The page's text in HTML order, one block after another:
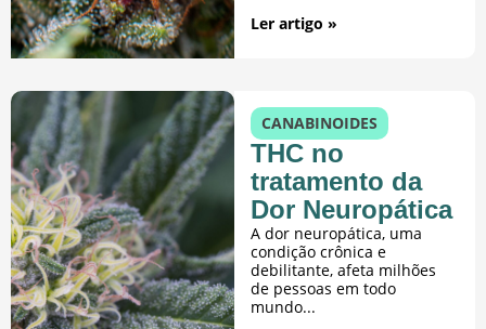
Ler artigo »
CANABINOIDES
THC no
tratamento da
Dor Neuropática
A dor neuropática, uma
condição crônica e
debilitante, afeta milhões
de pessoas em todo
mundo...